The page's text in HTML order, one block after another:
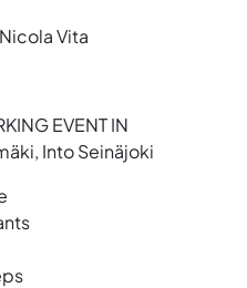
Nicola Vita
EVENT IN
Into Seinäjoki